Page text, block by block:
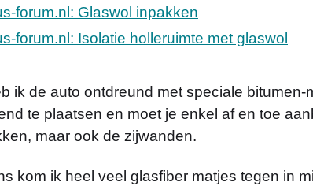
forum.nl: Glaswol inpakken
forum.nl: Isolatie holleruimte met glaswol
ik de auto ontdreund met speciale
te plaatsen en moet je enkel af en toe
maar ook de zijwanden.
kom ik heel veel glasfiber matjes tegen in